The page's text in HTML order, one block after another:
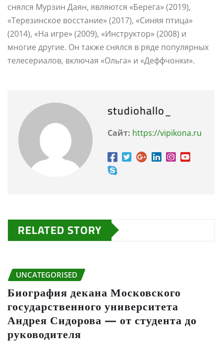
снялся Мурзин Даян, являются «Берега» (2019),
«Терезинское восстание» (2017), «Синяя птица»
(2014), «На игре» (2009), «Инструктор» (2008) и
многие другие. Он также снялся в ряде популярных
телесериалов, включая «Ольга» и «Деффчонки».
studiohallo_
Сайт: https://vipikona.ru
RELATED STORY
UNCATEGORISED
Биография декана Московского
государственного университета
Андрея Сидорова — от студента до
руководителя